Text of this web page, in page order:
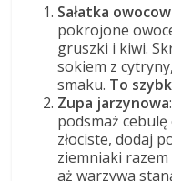
Sałatka
pokrojone
gruszki i kiwi.
sokiem z
smaku. To
Zupa jarzynowa
podsmaż cebulę
złociste, dodaj
ziemniaki
aż warzywa